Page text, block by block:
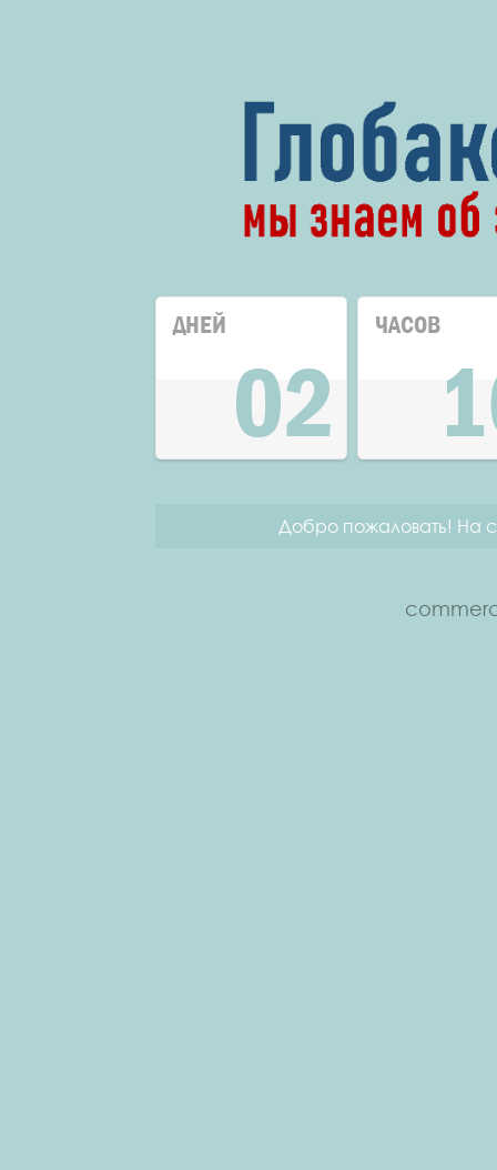
ДНЕЙ
02
ЧАСОВ
Добро пожаловать! На